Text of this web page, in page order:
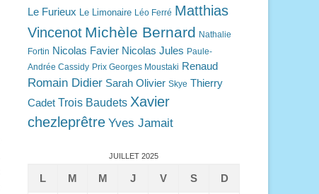
Le Furieux Le Limonaire Léo Ferré Matthias
Vincenot Michèle Bernard Nathalie
Fortin Nicolas Favier Nicolas Jules Paule-
Andrée Cassidy Prix Georges Moustaki Renaud
Romain Didier Sarah Olivier Skye Thierry
Cadet Trois Baudets Xavier
chezleprêtre Yves Jamait
JUILLET 2025
L M M J V S D